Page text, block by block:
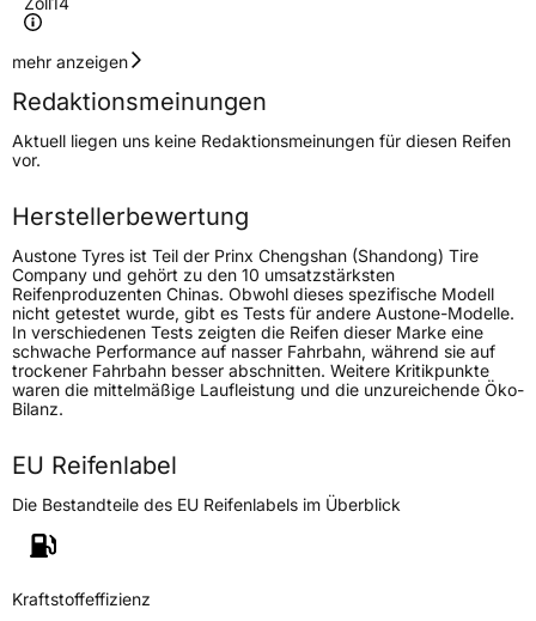
Geschwindigkeitsindex
Höchstgeschwindigkeit
210 km/h
Lastindex80
Höchstlast450 kg
Generelle Merkmale
FahrzeugtypPKW
VerwendungGanzjahresreifen
ModellnameSP 401
Fahrzeugart
Schlauchtyp
ZustandNeureifen
mehr anzeigen
Redaktionsmeinungen
Aktuell liegen uns keine Redaktionsmeinungen für diesen Reifen
vor.
Herstellerbewertung
Austone Tyres ist Teil der Prinx Chengshan (Shandong) Tire
Company und gehört zu den 10 umsatzstärksten
Reifenproduzenten Chinas. Obwohl dieses spezifische Modell
nicht getestet wurde, gibt es Tests für andere Austone-Modelle.
In verschiedenen Tests zeigten die Reifen dieser Marke eine
schwache Performance auf nasser Fahrbahn, während sie auf
trockener Fahrbahn besser abschnitten. Weitere Kritikpunkte
waren die mittelmäßige Laufleistung und die unzureichende Öko-
Bilanz.
EU Reifenlabel
Die Bestandteile des EU Reifenlabels im Überblick
Kraftstoffeffizienz